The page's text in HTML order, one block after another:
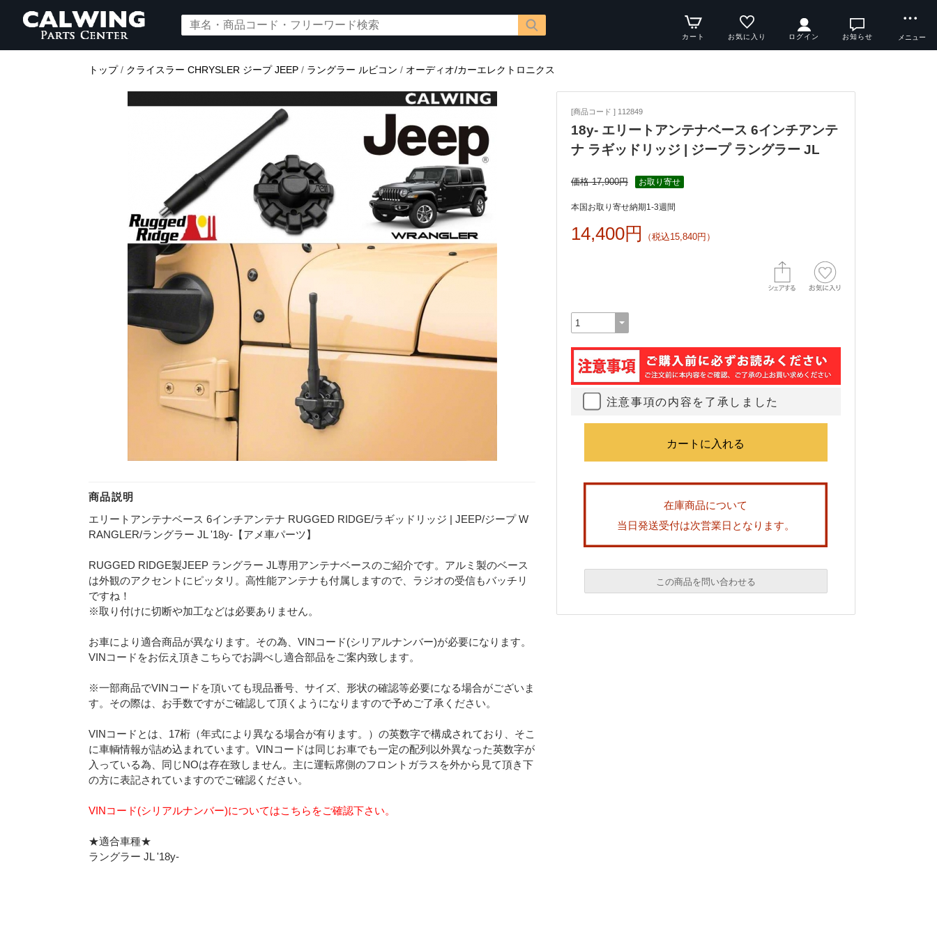
カート お気に入り ログイン お知らせ メニュー
トップ/ クライスラー CHRYSLER ジープ JEEP / ラングラー ルビコン / オーディオ/カーエレクトロニクス
商品説明
エリートアンテナベース 6インチアンテナ RUGGED RIDGE/ラギッドリッジ | JEEP/ジープ W
RANGLER/ラングラー JL '18y-【アメ車パーツ】
RUGGED RIDGE製JEEP ラングラー JL専用アンテナベースのご紹介です。アルミ製のベース
は外観のアクセントにピッタリ。高性能アンテナも付属しますので、ラジオの受信もバッチリ
ですね！
※取り付けに切断や加工などは必要ありません。
お車により適合商品が異なります。その為、VINコード(シリアルナンバー)が必要になります。
VINコードをお伝え頂きこちらでお調べし適合部品をご案内致します。
※一部商品でVINコードを頂いても現品番号、サイズ、形状の確認等必要になる場合がございま
す。その際は、お手数ですがご確認して頂くようになりますので予めご了承ください。
VINコードとは、17桁（年式により異なる場合が有ります。）の英数字で構成されており、そこ
に車輌情報が詰め込まれています。VINコードは同じお車でも一定の配列以外異なった英数字が
入っている為、同じNOは存在致しません。主に運転席側のフロントガラスを外から見て頂き下
の方に表記されていますのでご確認ください。
VINコード(シリアルナンバー)についてはこちらをご確認下さい。
★適合車種★
ラングラー JL '18y-
[商品コード ] 112849
18y- エリートアンテナベース 6インチアンテ
ナ ラギッドリッジ | ジープ ラングラー JL
価格 17,900円 お取り寄せ
本国お取り寄せ納期1-3週間
14,400円 （税込15,840円）
注意事項の内容を了承しました
在庫商品について
当日発送受付は次営業日となります。
この商品を問い合わせる